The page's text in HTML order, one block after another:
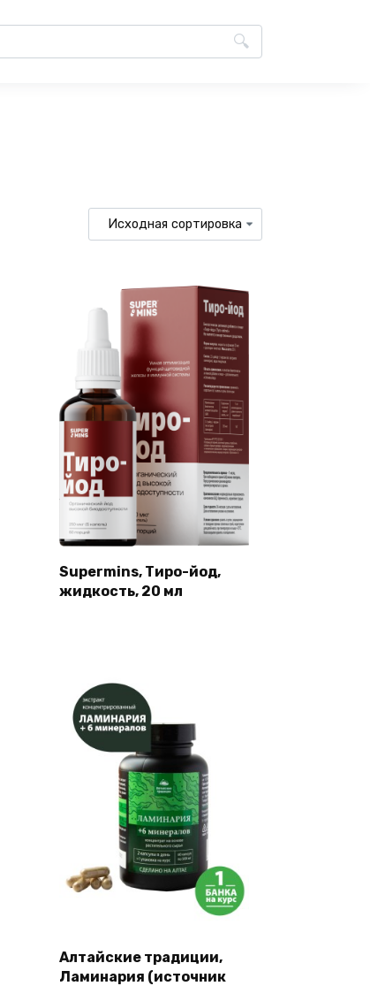
Supermins, Тиро-йод,
жидкость, 20 мл
Алтайские традиции,
Ламинария (источник